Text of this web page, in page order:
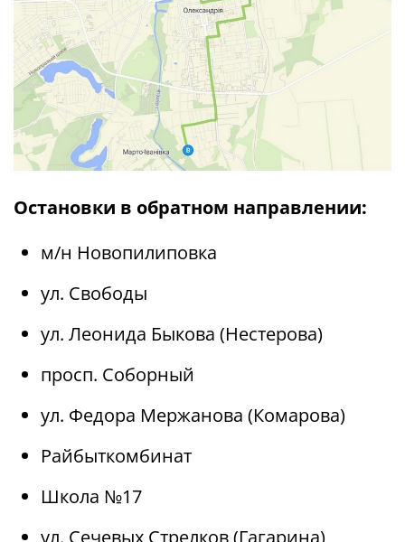
Остановки в обратном направлении:
м/н Новопилиповка
ул. Свободы
ул. Леонида Быкова (Нестерова)
просп. Соборный
ул. Федора Мержанова (Комарова)
Райбыткомбинат
Школа №17
ул. Сечевых Стрелков (Гагарина)